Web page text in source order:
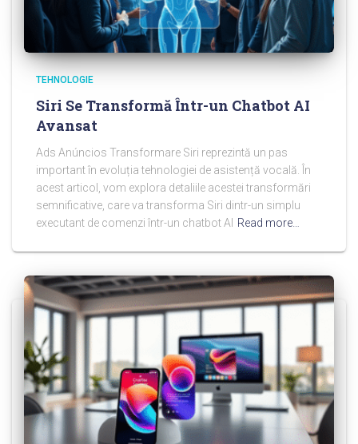
TEHNOLOGIE
Siri Se Transformă Într-un Chatbot AI
Avansat
Ads Anúncios Transformare Siri reprezintă un pas
important în evoluția tehnologiei de asistență vocală. În
acest articol, vom explora detaliile acestei transformări
semnificative, care va transforma Siri dintr-un simplu
executant de comenzi într-un chatbot AI Read more…